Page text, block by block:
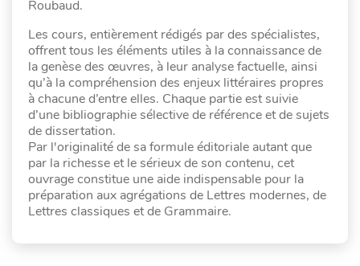
Roubaud.
Les cours, entièrement rédigés par des spécialistes,
offrent tous les éléments utiles à la connaissance de
la genèse des œuvres, à leur analyse factuelle, ainsi
qu’à la compréhension des enjeux littéraires propres
à chacune d’entre elles. Chaque partie est suivie
d’une bibliographie sélective de référence et de sujets
de dissertation.
Par l'originalité de sa formule éditoriale autant que
par la richesse et le sérieux de son contenu, cet
ouvrage constitue une aide indispensable pour la
préparation aux agrégations de Lettres modernes, de
Lettres classiques et de Grammaire.